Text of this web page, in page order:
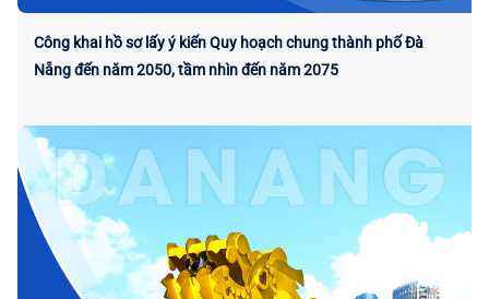
Công khai hồ sơ lấy ý kiến Quy hoạch chung thành phố Đà
Nẵng đến năm 2050, tầm nhìn đến năm 2075